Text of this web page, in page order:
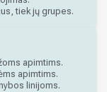
tiek jų grupes.
apimtims.
apimtims.
linijoms.